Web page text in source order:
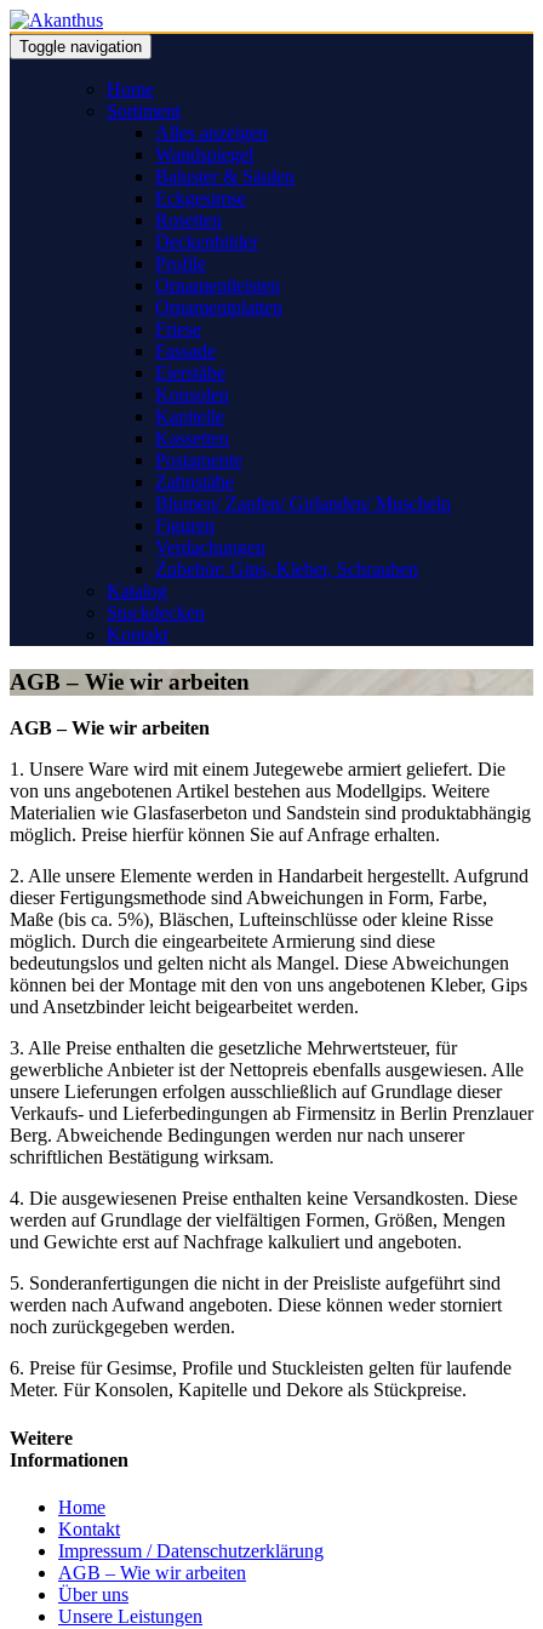
Toggle navigation
Home
Sortiment
Alles anzeigen
Wandspiegel
Baluster & Säulen
Eckgesimse
Rosetten
Deckenbilder
Profile
Ornamentleisten
Ornamentplatten
Friese
Fassade
Eierstäbe
Konsolen
Kapitelle
Kassetten
Postamente
Zahnstäbe
Blumen/ Zapfen/ Girlanden/ Muscheln
Figuren
Verdachungen
Zubehör: Gips, Kleber, Schrauben
Katalog
Stuckdecken
Kontakt
AGB – Wie wir arbeiten
AGB – Wie wir arbeiten
1. Unsere Ware wird mit einem Jutegewebe armiert geliefert. Die
von uns angebotenen Artikel bestehen aus Modellgips. Weitere
Materialien wie Glasfaserbeton und Sandstein sind produktabhängig
möglich. Preise hierfür können Sie auf Anfrage erhalten.
2. Alle unsere Elemente werden in Handarbeit hergestellt. Aufgrund
dieser Fertigungsmethode sind Abweichungen in Form, Farbe,
Maße (bis ca. 5%), Bläschen, Lufteinschlüsse oder kleine Risse
möglich. Durch die eingearbeitete Armierung sind diese
bedeutungslos und gelten nicht als Mangel. Diese Abweichungen
können bei der Montage mit den von uns angebotenen Kleber, Gips
und Ansetzbinder leicht beigearbeitet werden.
3. Alle Preise enthalten die gesetzliche Mehrwertsteuer, für
gewerbliche Anbieter ist der Nettopreis ebenfalls ausgewiesen. Alle
unsere Lieferungen erfolgen ausschließlich auf Grundlage dieser
Verkaufs- und Lieferbedingungen ab Firmensitz in Berlin Prenzlauer
Berg. Abweichende Bedingungen werden nur nach unserer
schriftlichen Bestätigung wirksam.
4. Die ausgewiesenen Preise enthalten keine Versandkosten. Diese
werden auf Grundlage der vielfältigen Formen, Größen, Mengen
und Gewichte erst auf Nachfrage kalkuliert und angeboten.
5. Sonderanfertigungen die nicht in der Preisliste aufgeführt sind
werden nach Aufwand angeboten. Diese können weder storniert
noch zurückgegeben werden.
6. Preise für Gesimse, Profile und Stuckleisten gelten für laufende
Meter. Für Konsolen, Kapitelle und Dekore als Stückpreise.
Weitere
Informationen
Home
Kontakt
Impressum / Datenschutzerklärung
AGB – Wie wir arbeiten
Über uns
Unsere Leistungen